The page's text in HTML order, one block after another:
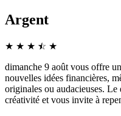
Argent
★ ★ ★ ☆
★ ★
dimanche 9 août vous offre
nouvelles idées financières,
originales ou audacieuses.
créativité et vous invite à